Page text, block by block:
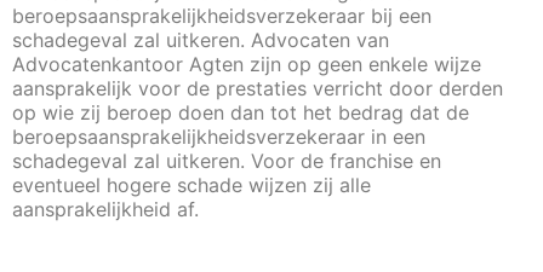
beroepsaansprakelijkheidsverzekeraar bij een
schadegeval zal uitkeren. Advocaten van
Advocatenkantoor Agten zijn op geen enkele wijze
aansprakelijk voor de prestaties verricht door derden
op wie zij beroep doen dan tot het bedrag dat de
beroepsaansprakelijkheidsverzekeraar in een
schadegeval zal uitkeren. Voor de franchise en
eventueel hogere schade wijzen zij alle
aansprakelijkheid af.